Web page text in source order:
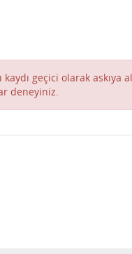
kaydı geçici olarak askıya
deneyiniz.